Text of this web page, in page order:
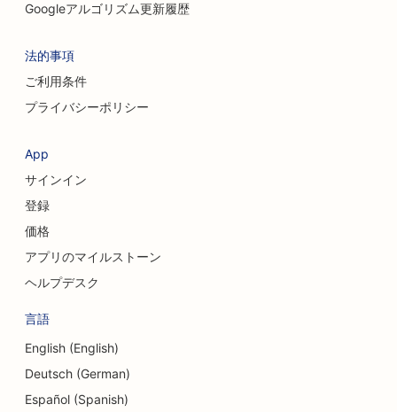
Googleアルゴリズム更新履歴
法的事項
ご利用条件
プライバシーポリシー
App
サインイン
登録
価格
アプリのマイルストーン
ヘルプデスク
言語
English (English)
Deutsch (German)
Español (Spanish)